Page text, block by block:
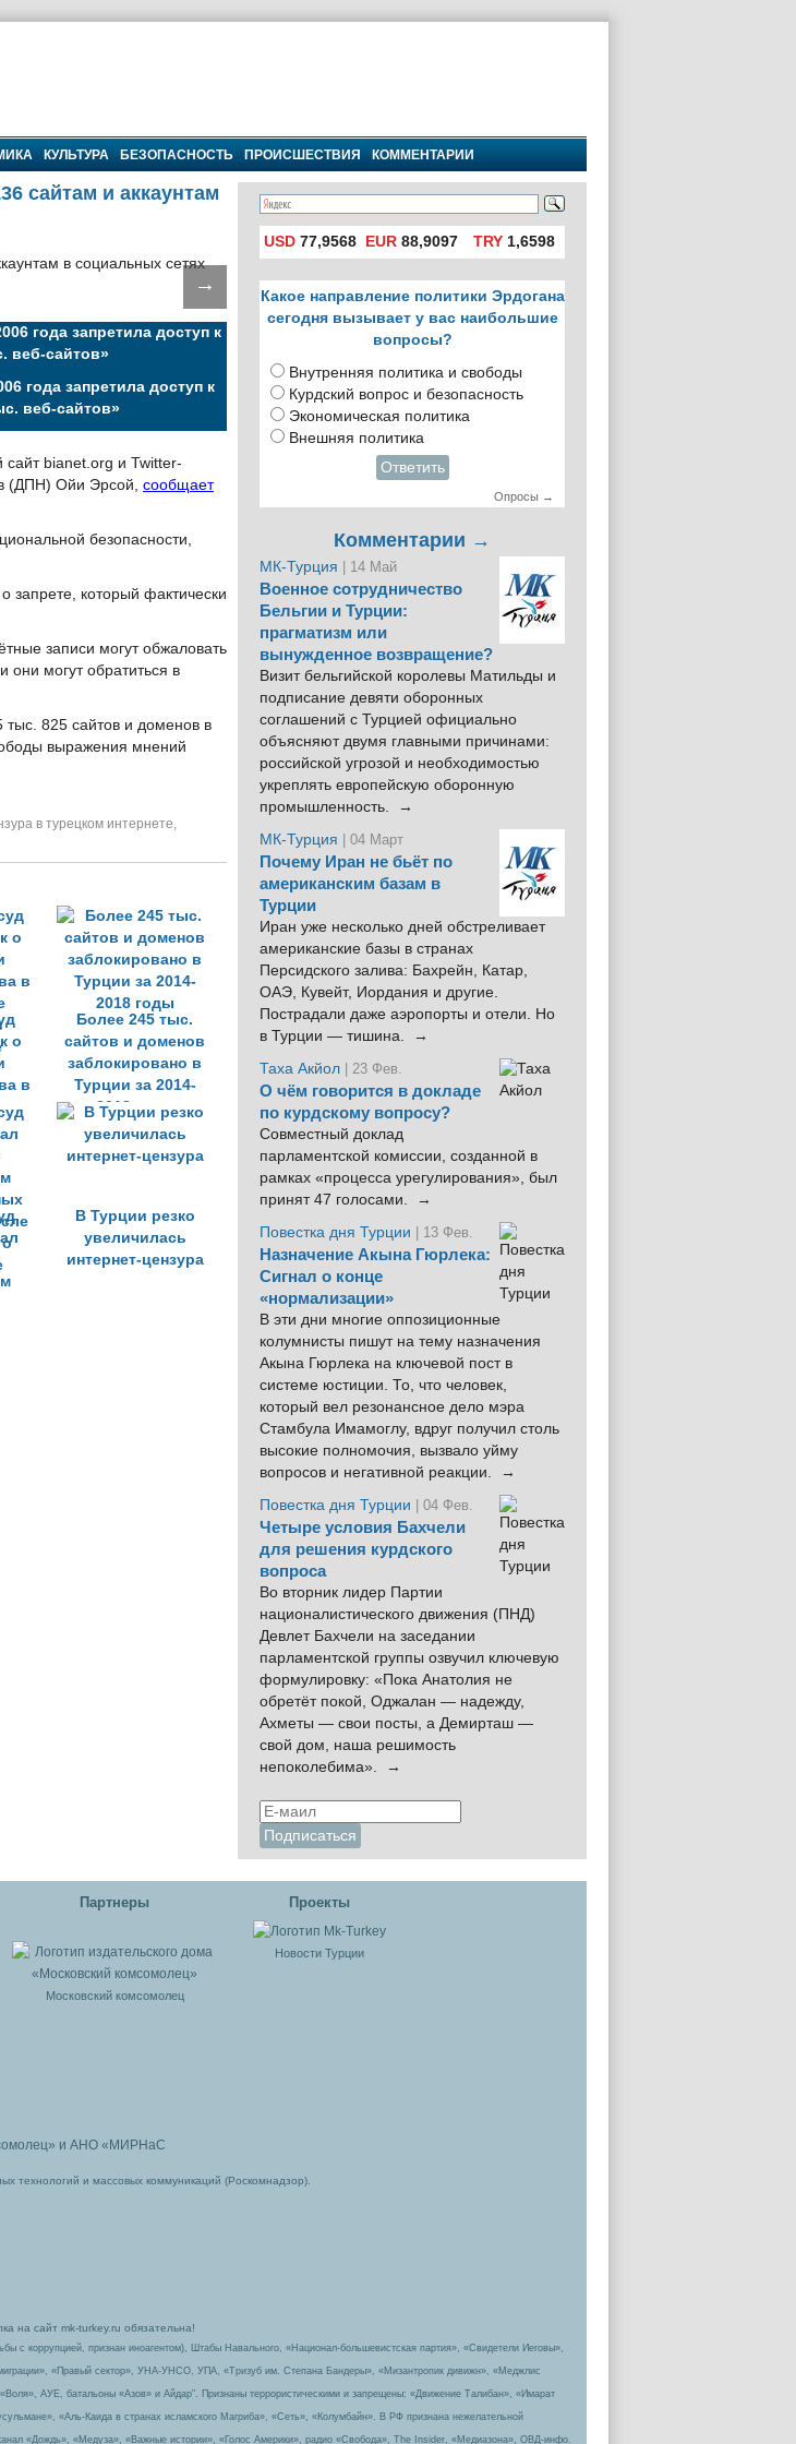
КУЛЬТУРА БЕЗОПАСНОСТЬ ПРОИСШЕСТВИЯ КОММЕНТАРИИ
сайтам и аккаунтам
→
года запретила доступ к
веб-сайтов»
сайт bianet.org и Twitter-
(ДПН) Ойи Эрсой, сообщает
безопасности,
запрете, который фактически
записи могут обжаловать
они могут обратиться в
825 сайтов и доменов в
выражения мнений
в турецком интернете,
о
в
Более 245 тыс.
сайтов и доменов
заблокировано в
Турции за 2014-
2018 годы
В Турции резко
увеличилась
интернет-цензура
USD 77,9568 EUR 88,9097 TRY1,6598
Какое направление политики Эрдогана
сегодня вызывает у вас наибольшие
вопросы?
Внутренняя политика и свободы
Курдский вопрос и безопасность
Экономическая политика
Внешняя политика
Ответить
Опросы →
Комментарии →
МК-Турция | 14 Май
Военное сотрудничество
Бельгии и Турции:
прагматизм или
вынужденное возвращение?
Визит бельгийской королевы Матильды и
подписание девяти оборонных
соглашений с Турцией официально
объясняют двумя главными причинами:
российской угрозой и необходимостью
укреплять европейскую оборонную
промышленность. →
МК-Турция
| 04 Март
Почему Иран не бьёт по
американским базам в
Турции
Иран уже несколько дней обстреливает
американские базы в странах
Персидского залива: Бахрейн, Катар,
ОАЭ, Кувейт, Иордания и другие.
Пострадали даже аэропорты и отели. Но
в Турции — тишина. →
Таха Акйол | 23 Фев.
О чём говорится в докладе
по курдскому вопросу?
Совместный доклад
парламентской комиссии, созданной в
рамках «процесса урегулирования», был
принят 47 голосами. →
Повестка дня Турции
| 13 Фев.
Назначение Акына Гюрлека:
Сигнал о конце
«нормализации»
В эти дни многие оппозиционные
колумнисты пишут на тему назначения
Акына Гюрлека на ключевой пост в
системе юстиции. То, что человек,
который вел резонансное дело мэра
Стамбула Имамоглу, вдруг получил столь
высокие полномочия, вызвало уйму
вопросов и негативной реакции. →
Повестка дня Турции
| 04 Фев.
Четыре условия Бахчели
для решения курдского
вопроса
Во вторник лидер Партии
националистического движения (ПНД)
Девлет Бахчели на заседании
парламентской группы озвучил ключевую
формулировку: «Пока Анатолия не
обретёт покой, Оджалан — надежду,
Ахметы — свои посты, а Демирташ —
свой дом, наша решимость
непоколебима». →
Партнеры
Московский комсомолец
Проекты
Новости Турции
и АНО «МИРНаС
технологий и массовых коммуникаций (Роскомнадзор).
на сайт mk-turkey.ru обязательна!
с коррупцией, признан иноагентом), Штабы Навального, «Национал-большевистская партия», «Свидетели Иеговы»,
«Правый сектор», УНА-УНСО, УПА, «Тризуб им. Степана Бандеры», «Мизантропик дивижн», «Меджлис
АУЕ, батальоны «Азов» и Айдар″. Признаны террористическими и запрещены: «Движение Талибан», «Имарат
«Аль-Каида в странах исламского Магриба», «Сеть», «Колумбайн». В РФ признана нежелательной
«Дождь», «Медуза», «Важные истории», «Голос Америки», радио «Свобода», The Insider, «Медиазона», ОВД-инфо.